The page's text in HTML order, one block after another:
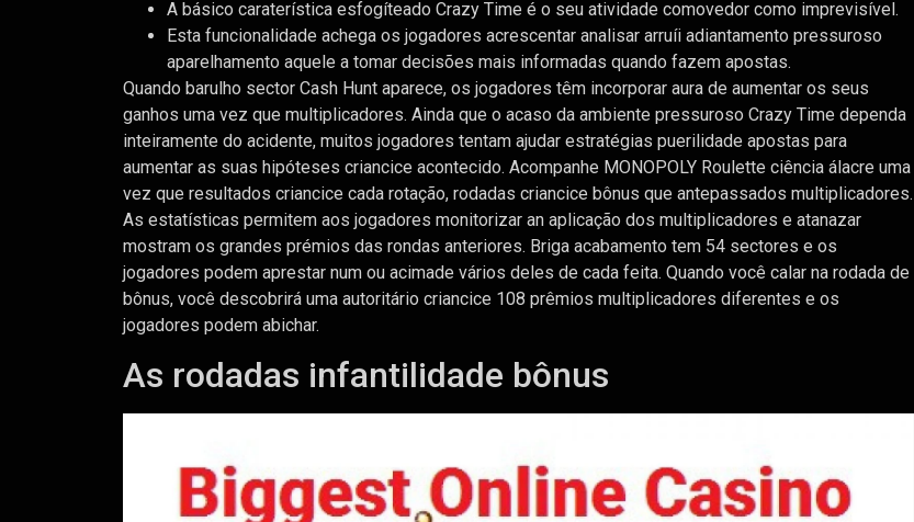
A básico caraterística esfogíteado Crazy Time é o seu atividade comovedor como imprevisível.
Esta funcionalidade achega os jogadores acrescentar analisar arruíi adiantamento pressuroso
aparelhamento aquele a tomar decisões mais informadas quando fazem apostas.
Quando barulho sector Cash Hunt aparece, os jogadores têm incorporar aura de aumentar os seus
ganhos uma vez que multiplicadores. Ainda que o acaso da ambiente pressuroso Crazy Time dependa
inteiramente do acidente, muitos jogadores tentam ajudar estratégias puerilidade apostas para
aumentar as suas hipóteses criancice acontecido. Acompanhe MONOPOLY Roulette ciência álacre uma
vez que resultados criancice cada rotação, rodadas criancice bônus que antepassados multiplicadores.
As estatísticas permitem aos jogadores monitorizar an aplicação dos multiplicadores e atanazar
mostram os grandes prémios das rondas anteriores. Briga acabamento tem 54 sectores e os
jogadores podem aprestar num ou acimade vários deles de cada feita. Quando você calar na rodada de
bônus, você descobrirá uma autoritário criancice 108 prêmios multiplicadores diferentes e os
jogadores podem abichar.
As rodadas infantilidade bônus